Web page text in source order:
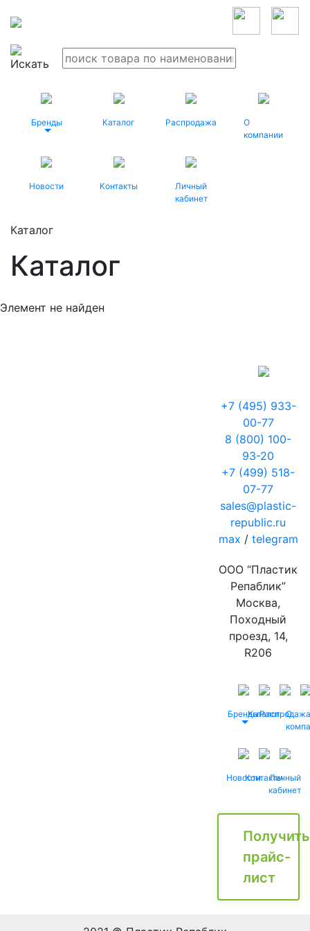
Бренды Каталог Распродажа
О
компании
Новости Контакты
Личный
кабинет
Каталог
Каталог
Элемент не найден
+7 (495) 933-
00-77
8 (800) 100-
93-20
+7 (499) 518-
07-77
sales@plastic-
republic.ru
max / telegram
ООО “Пластик
Репаблик”
Москва,
Походный
проезд, 14,
R206
БрендыКаталог
Распродажа
О
НовостиКонтактыЛичный
кабинет
Получить
прайс-
лист